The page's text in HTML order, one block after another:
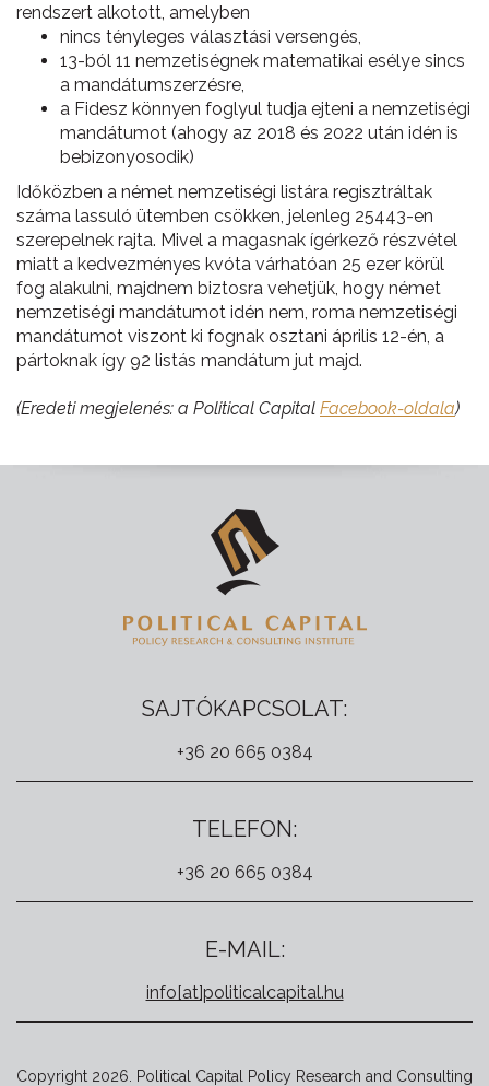
rendszert alkotott, amelyben
nincs tényleges választási versengés,
13-ból 11 nemzetiségnek matematikai esélye sincs
a mandátumszerzésre,
a Fidesz könnyen foglyul tudja ejteni a nemzetiségi
mandátumot (ahogy az 2018 és 2022 után idén is
bebizonyosodik)
Időközben a német nemzetiségi listára regisztráltak
száma lassuló ütemben csökken, jelenleg 25443-en
szerepelnek rajta. Mivel a magasnak ígérkező részvétel
miatt a kedvezményes kvóta várhatóan 25 ezer körül
fog alakulni, majdnem biztosra vehetjük, hogy német
nemzetiségi mandátumot idén nem, roma nemzetiségi
mandátumot viszont ki fognak osztani április 12-én, a
pártoknak így 92 listás mandátum jut majd.
(Eredeti megjelenés: a Political Capital Facebook-oldala)
SAJTÓKAPCSOLAT:
+36 20 665 0384
TELEFON:
+36 20 665 0384
E-MAIL:
info[at]politicalcapital.hu
Copyright 2026. Political Capital Policy Research and Consulting